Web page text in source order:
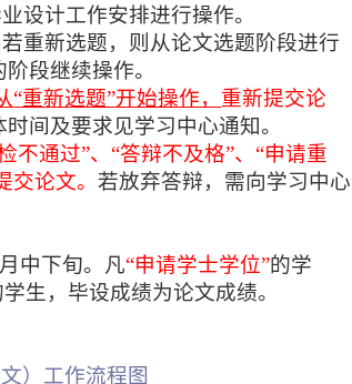
设计工作安排进行操作。
重新选题，则从论文选题阶段进行
段继续操作。
“重新选题”开始操作， 重新提交论
间及要求见学习中心通知。
不通过”、“答辩不及格”、“申请重
交论文。 若放弃答辩，需向学习中心
月中下旬。凡“申请学士学位”的学
学生，毕设成绩为论文成绩。
）工作流程图